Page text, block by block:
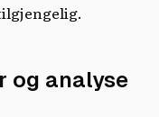
og analyse